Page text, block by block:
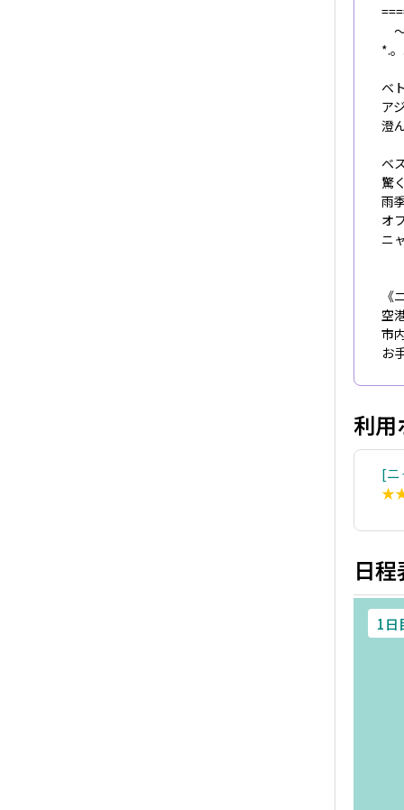
*.
ベ
ア
澄
ベ
驚
雨
オ
ニ
《
空
市
お
利用
日程
1日